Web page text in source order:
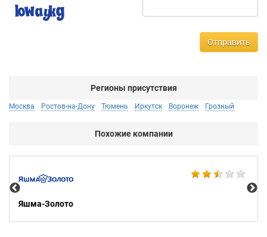
Отправить
Регионы присутствия
Москва Ростов-на-Дону Тюмень Иркутск Воронеж Грозный
Похожие компании
Яшма-Золото